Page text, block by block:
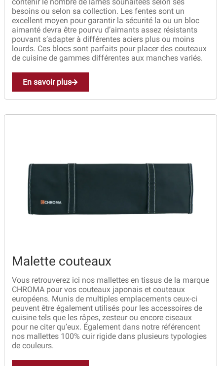
besoins ou selon sa collection. Les fentes sont un
excellent moyen pour garantir la sécurité la ou un bloc
aimanté devra être pourvu d’aimants assez résistants
pouvant s’adapter à différentes aciers plus ou moins
lourds. Ces blocs sont parfaits pour placer des couteaux
de cuisine de gammes différentes aux manches variés.
En savoir plus
Malette couteaux
Vous retrouverez ici nos mallettes en tissus de la marque
CHROMA pour vos couteaux japonais et couteaux
européens. Munis de multiples emplacements ceux-ci
peuvent être également utilisés pour les accessoires de
cuisine tels que les râpes, zesteur ou encore ciseaux
pour ne citer qu’eux. Également dans notre référencent
nos mallettes 100% cuir rigide dans plusieurs typologies
de couleurs.